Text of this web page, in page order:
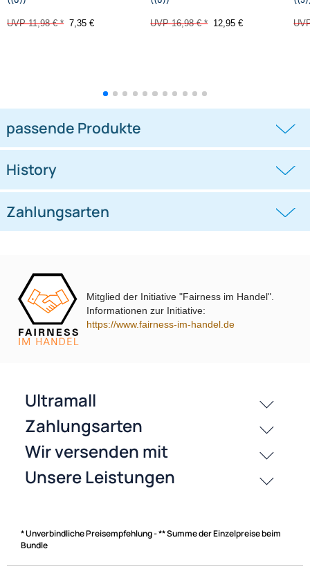
Autoradio Adapter Kabel
kompatibel mit Citroen Opel
Peugeot adaptiert
((0))
kompatibel mit Audi Seat Skoda
VW Quadlock auf
Phantomeinspeisung Fakra auf DIN
passende Produkte
Zahlungsarten
Mitglied der Initiative "Fairness im Handel".
Informationen zur Initiative:
https://www.fairness-im-handel.de
* Unverbindliche Preisempfehlung - ** Summe der Einzelpreise beim
Bundle